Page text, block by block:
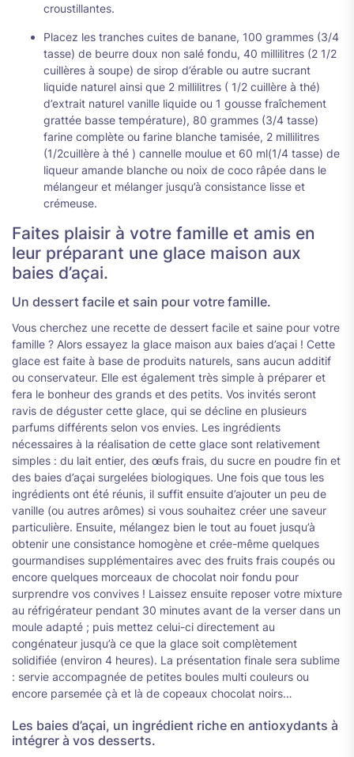
croustillantes.
Placez les tranches cuites de banane, 100 grammes (3/4
tasse) de beurre doux non salé fondu, 40 millilitres (2 1/2
cuillères à soupe) de sirop d’érable ou autre sucrant
liquide naturel ainsi que 2 millilitres ( 1/2 cuillère à thé)
d’extrait naturel vanille liquide ou 1 gousse fraîchement
grattée basse température), 80 grammes (3/4 tasse)
farine complète ou farine blanche tamisée, 2 millilitres
(1/2cuillère à thé ) cannelle moulue et 60 ml(1/4 tasse) de
liqueur amande blanche ou noix de coco râpée dans le
mélangeur et mélanger jusqu’à consistance lisse et
crémeuse.
Faites plaisir à votre famille et amis en
leur préparant une glace maison aux
baies d’açai.
Un dessert facile et sain pour votre famille.
Vous cherchez une recette de dessert facile et saine pour votre
famille ? Alors essayez la glace maison aux baies d’açai ! Cette
glace est faite à base de produits naturels, sans aucun additif
ou conservateur. Elle est également très simple à préparer et
fera le bonheur des grands et des petits. Vos invités seront
ravis de déguster cette glace, qui se décline en plusieurs
parfums différents selon vos envies. Les ingrédients
nécessaires à la réalisation de cette glace sont relativement
simples : du lait entier, des œufs frais, du sucre en poudre fin et
des baies d’açai surgelées biologiques. Une fois que tous les
ingrédients ont été réunis, il suffit ensuite d’ajouter un peu de
vanille (ou autres arômes) si vous souhaitez créer une saveur
particulière. Ensuite, mélangez bien le tout au fouet jusqu’à
obtenir une consistance homogène et crée-même quelques
gourmandises supplémentaires avec des fruits frais coupés ou
encore quelques morceaux de chocolat noir fondu pour
surprendre vos convives ! Laissez ensuite reposer votre mixture
au réfrigérateur pendant 30 minutes avant de la verser dans un
moule adapté ; puis mettez celui-ci directement au
congénateur jusqu’à ce que la glace soit complètement
solidifiée (environ 4 heures). La présentation finale sera sublime
: servie accompagnée de petites boules multi couleurs ou
encore parsemée çà et là de copeaux chocolat noirs…
Les baies d’açai, un ingrédient riche en antioxydants à
intégrer à vos desserts.